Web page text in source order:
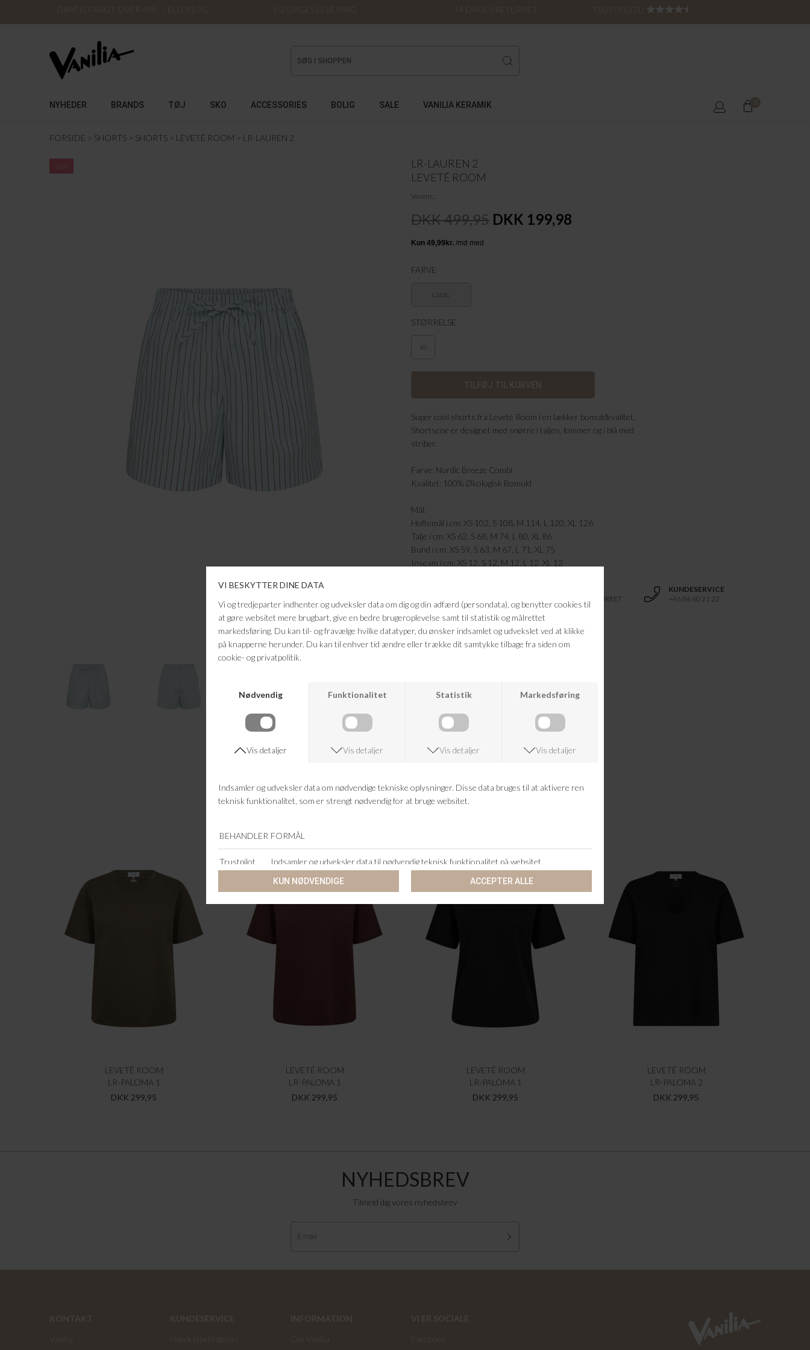
GRATIS FRAGT OVER 499,- / ELLERS 35,- 1-2 DAGES LEVERING 14 DAGES RETURRET
NYHEDER BRANDS TØJ SKO ACCESSORIES BOLIG SALE VANILIA KERAMIK 0
FORSIDE SHORTS SHORTS LEVETÉ ROOM LR-LAUREN 2
-60%
LR-LAUREN 2
LEVETÉ ROOM
Varenr.
DKK 499,95 DKK 199,98
FARVE
L263C
STØRRELSE
XS
Super cool shorts fra Leveté Room i en lækker bomuldkvalitet.
Shortsene er designet med snørre i taljen, lommer og i blå med
striber.
Farve: Nordic Breeze Combi
Kvalitet: 100% Økologisk Bomuld
Mål:
Hoftemål i cm: XS 102, S 108, M 114, L 120, XL 126
Talje i cm: XS 62, S 68, M 74, L 80, XL 86
Bund i cm: XS 59, S 63, M 67, L 71, XL 75
Inseam i cm: XS 12, S 12, M 12, L 12, XL 12
VED KØB OVER 500,-
14 DAGES RETURRET
KUNDESERVICE
+46 86 60 21 22
ANDRE KØBTE OGSÅ
LEVETÉ ROOM
LR-PALOMA 1
DKK 299,95
LEVETÉ ROOM
LR-PALOMA 1
DKK 299,95
LEVETÉ ROOM
LR-PALOMA 1
DKK 299,95
LEVETÉ ROOM
LR-PALOMA 2
DKK 299,95
NYHEDSBREV
Tilmeld dig vores nyhedsbrev
KONTAKT
KUNDESERVICE
INFORMATION
VI ER SOCIALE